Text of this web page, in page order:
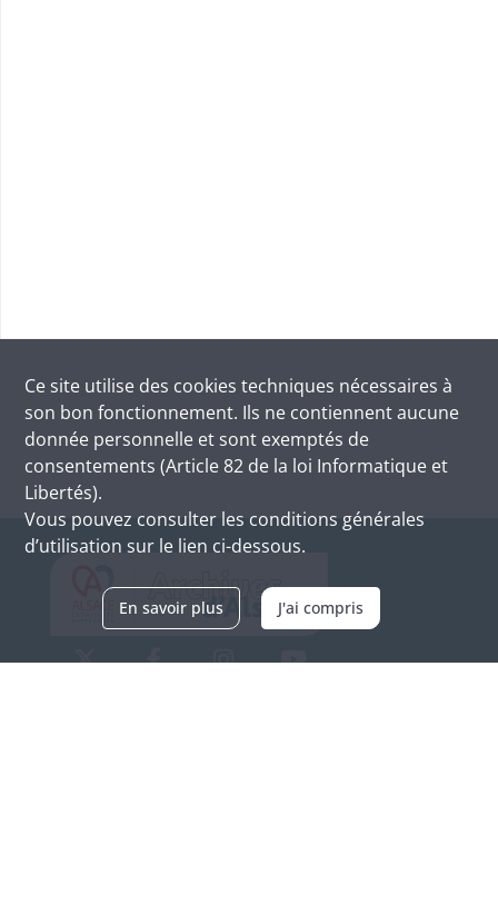
Ce site utilise des cookies techniques nécessaires à
son bon fonctionnement. Ils ne contiennent aucune
donnée personnelle et sont exemptés de
consentements (Article 82 de la loi Informatique et
Libertés).
Vous pouvez consulter les conditions générales
d’utilisation sur le lien ci-dessous.
En savoir plus J'ai compris